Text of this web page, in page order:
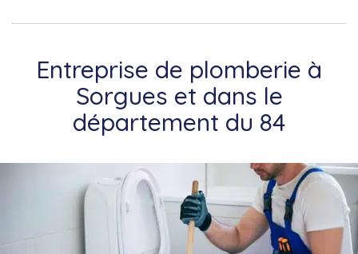
Entreprise de plomberie à
Sorgues et dans le
département du 84